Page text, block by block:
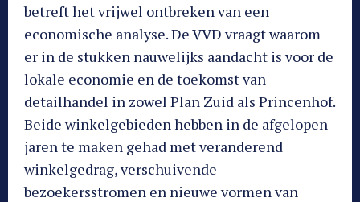
betreft het vrijwel ontbreken van een
economische analyse. De VVD vraagt waarom
er in de stukken nauwelijks aandacht is voor de
lokale economie en de toekomst van
detailhandel in zowel Plan Zuid als Princenhof.
Beide winkelgebieden hebben in de afgelopen
jaren te maken gehad met veranderend
winkelgedrag, verschuivende
bezoekersstromen en nieuwe vormen van